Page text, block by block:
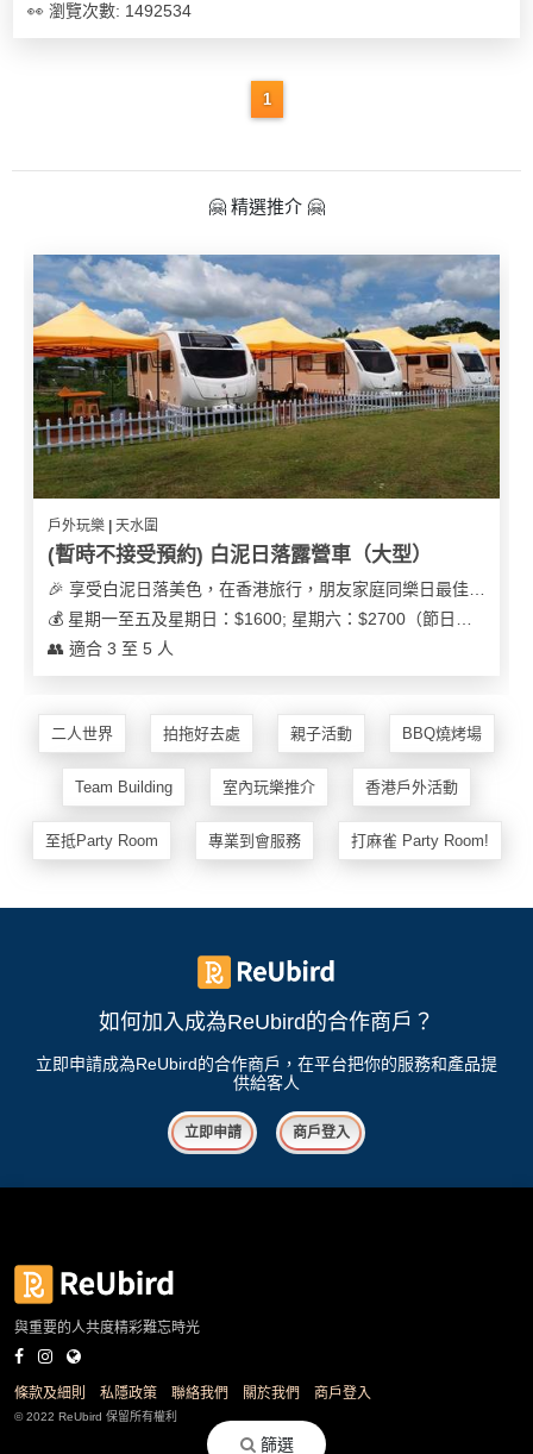
篩選
👀 瀏覽次數: 1492534
1
🤗 精選推介 🤗
戶外玩樂 | 天水圍
(暫時不接受預約) 白泥日落露營車（大型）
👥 適合 3 至 5 人
二人世界 拍拖好去處 親子活動 BBQ燒烤場
Team Building 室內玩樂推介 香港戶外活動
至抵Party Room 專業到會服務 打麻雀 Party Room!
如何加入成為ReUbird的合作商戶？
立即申請成為ReUbird的合作商戶，在平台把你的服務和產品提
供給客人
立即申請 商戶登入
與重要的人共度精彩難忘時光
條款及細則 私隱政策 聯絡我們 關於我們 商戶登入
© 2022 ReUbird 保留所有權利